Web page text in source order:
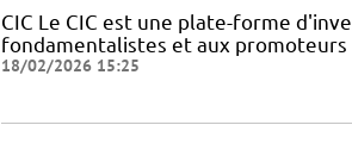
CIC Le CIC est une plate-forme
fondamentalistes et aux
18/02/2026 15:25